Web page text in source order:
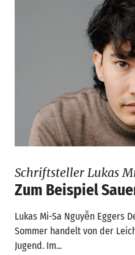
Schriftsteller Lukas
Zum Beispiel
Lukas Mi-Sa Nguyễn Eggers
Sommer handelt von der
Jugend. Im...